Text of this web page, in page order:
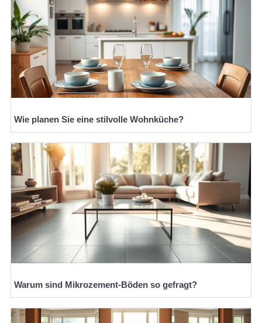
Wie planen Sie eine stilvolle Wohnküche?
Warum sind Mikrozement-Böden so gefragt?